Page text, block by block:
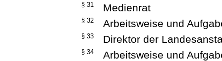
§ 31 Medienrat
§ 32 Arbeitsweise und
§ 33 Direktor der
§ 34 Arbeitsweise und